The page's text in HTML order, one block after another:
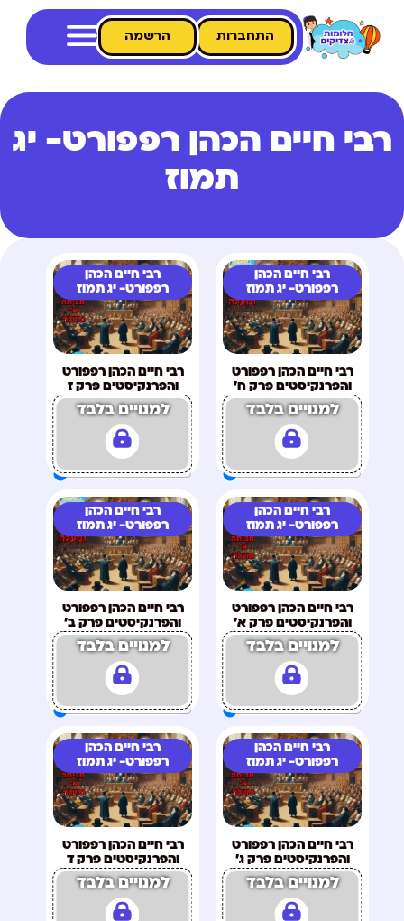
התחברות הרשמה
רבי חיים הכהן רפפורט- יג
תמוז
רבי חיים הכהן
רפפורט- יג תמוז
רבי חיים הכהן רפפורט
והפרנקיסטים פרק ח'
למנויים בלבד
רבי חיים הכהן
רפפורט- יג תמוז
רבי חיים הכהן רפפורט
והפרנקיסטים פרק ז
למנויים בלבד
רבי חיים הכהן
רפפורט- יג תמוז
רבי חיים הכהן רפפורט
והפרנקיסטים פרק א'
למנויים בלבד
רבי חיים הכהן
רפפורט- יג תמוז
רבי חיים הכהן רפפורט
והפרנקיסטים פרק ב'
למנויים בלבד
רבי חיים הכהן
רפפורט- יג תמוז
רבי חיים הכהן רפפורט
והפרנקיסטים פרק ג'
למנויים בלבד
רבי חיים הכהן
רפפורט- יג תמוז
רבי חיים הכהן רפפורט
והפרנקיסטים פרק ד
למנויים בלבד